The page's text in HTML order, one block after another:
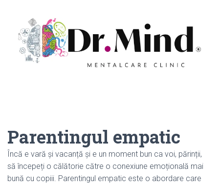
Parentingul empatic
Încă e vară și vacanță și e un moment bun ca voi, părinții,
să începeți o călătorie către o conexiune emoțională mai
bună cu copiii. Parentingul empatic este o abordare care